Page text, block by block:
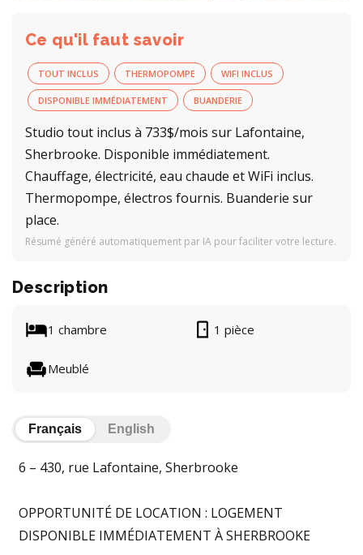
Ce qu'il faut savoir
TOUT INCLUS THERMOPOMPE WIFI INCLUS
DISPONIBLE IMMÉDIATEMENT BUANDERIE
Studio tout inclus à 733$/mois sur Lafontaine,
Sherbrooke. Disponible immédiatement.
Chauffage, électricité, eau chaude et WiFi inclus.
Thermopompe, électros fournis. Buanderie sur
place.
Résumé généré automatiquement par IA pour faciliter votre lecture.
Description
1 chambre 1 pièce
Meublé
Français English
6 – 430, rue Lafontaine, Sherbrooke
OPPORTUNITÉ DE LOCATION : LOGEMENT
DISPONIBLE IMMÉDIATEMENT À SHERBROOKE